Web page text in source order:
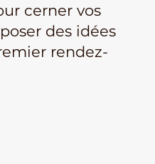
cerner vos
des idées
rendez-